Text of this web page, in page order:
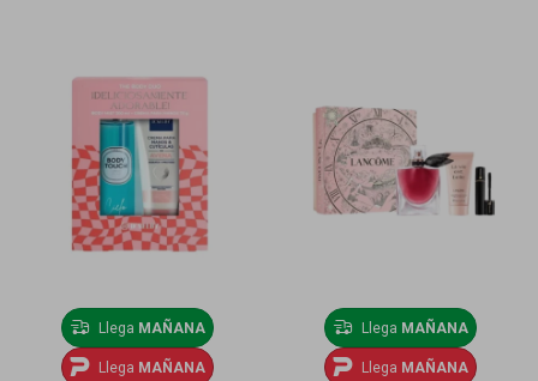
Llega MAÑANA
Llega MAÑANA
Llega MAÑANA
Llega MAÑANA